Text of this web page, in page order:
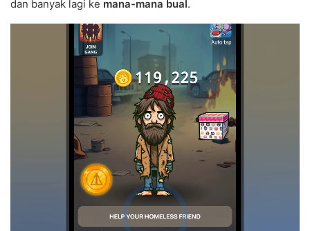
dan banyak lagi ke mana-mana bual.